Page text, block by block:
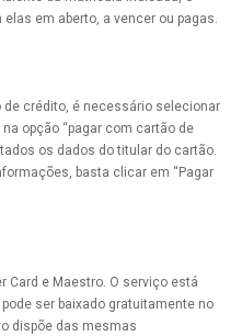
em aberto, a vencer ou pagas.
de crédito, é necessário selecionar
opção “pagar com cartão de
os dados do titular do cartão.
basta clicar em “Pagar
Card e Maestro. O serviço está
ser baixado gratuitamente no
dispõe das mesmas